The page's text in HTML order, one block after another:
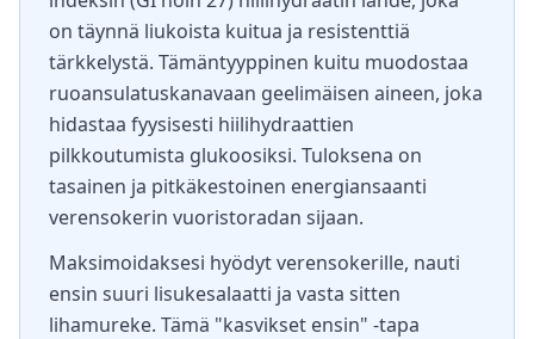
on täynnä liukoista kuitua ja resistenttiä
tärkkelystä. Tämäntyyppinen kuitu muodostaa
ruoansulatuskanavaan geelimäisen aineen, joka
hidastaa fyysisesti hiilihydraattien
pilkkoutumista glukoosiksi. Tuloksena on
tasainen ja pitkäkestoinen energiansaanti
verensokerin vuoristoradan sijaan.
Maksimoidaksesi hyödyt verensokerille, nauti
ensin suuri lisukesalaatti ja vasta sitten
lihamureke. Tämä "kasvikset ensin" -tapa